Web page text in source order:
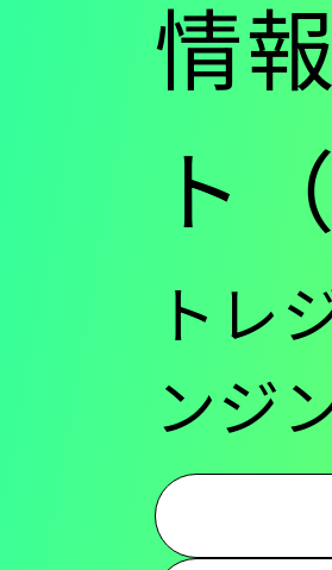
情
ト
トレ
ンジ